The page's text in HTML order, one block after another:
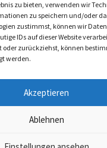
zu bieten, verwenden wir
zu speichern und/oder
zustimmst, können wir
IDs auf dieser Website
zurückziehst, können
werden.
Akzeptieren
Ablehnen
(EU)